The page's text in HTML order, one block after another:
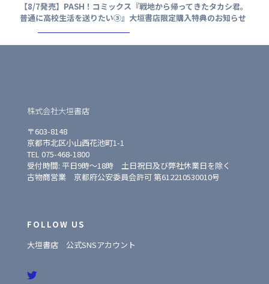
【8/7発売】PASH！コミックス『戦地から帰ってきたタカシ君。
普通に高校生活を送りたい③』大垣書店限定購入特典のお知らせ
株式会社大垣書店
〒603-8148
京都市北区小山西花池町1-1
TEL 075-468-1800
受付時間: 平日9時〜18時 土日祝日及び弊社休業日を除く
古物商営業 京都府公安委員会許可 第612210530010号
FOLLOW US
大垣書店 公式SNSアカウント